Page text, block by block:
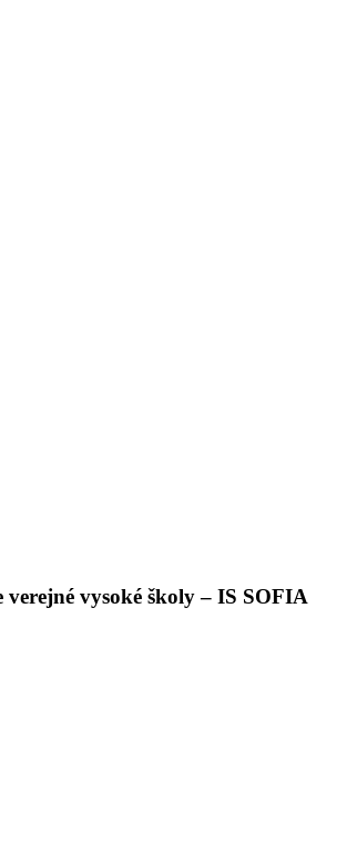
vysoké školy – IS SOFIA